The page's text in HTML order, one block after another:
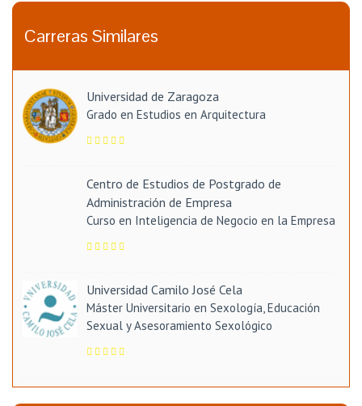
Carreras Similares
Universidad de Zaragoza
Grado en Estudios en Arquitectura
Centro de Estudios de Postgrado de
Administración de Empresa
Curso en Inteligencia de Negocio en la Empresa
Universidad Camilo José Cela
Máster Universitario en Sexología, Educación
Sexual y Asesoramiento Sexológico